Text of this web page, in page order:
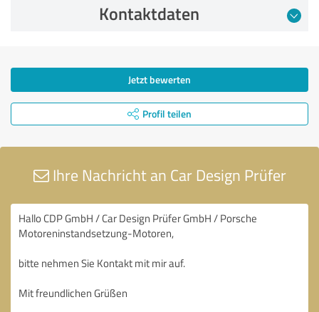
Kontaktdaten
Jetzt bewerten
Profil teilen
Ihre Nachricht an Car Design Prüfer